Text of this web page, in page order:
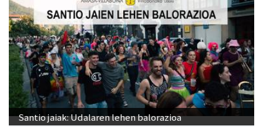
Santio jaiak: Udalaren lehen balorazioa